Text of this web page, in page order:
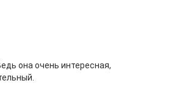
она очень интересная,